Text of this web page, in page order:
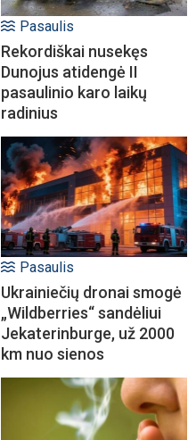
Pasaulis
Rekordiškai nusekęs
Dunojus atidengė II
pasaulinio karo laikų
radinius
Pasaulis
Ukrainiečių dronai smogė
„Wildberries“ sandėliui
Jekaterinburge, už 2000
km nuo sienos